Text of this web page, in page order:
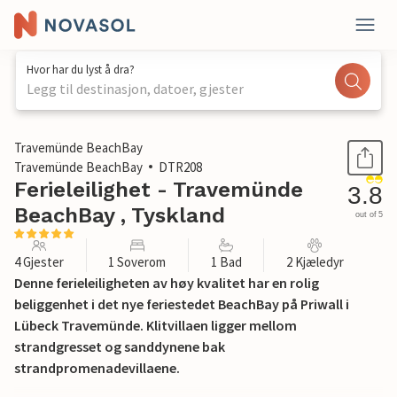
Hvor har du lyst å dra?
Legg til destinasjon, datoer, gjester
1 / 31
Travemünde BeachBay
Travemünde BeachBay
DTR208
Ferieleilighet - Travemünde
BeachBay , Tyskland
3.8
out of 5
4 Gjester 1 Soverom 1 Bad 2 Kjæledyr
Denne ferieleiligheten av høy kvalitet har en rolig
beliggenhet i det nye feriestedet BeachBay på Priwall i
Lübeck Travemünde. Klitvillaen ligger mellom
strandgresset og sanddynene bak
strandpromenadevillaene.